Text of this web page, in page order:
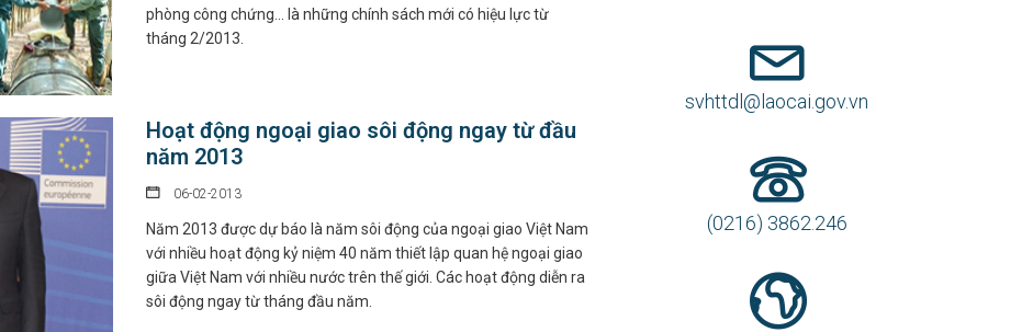
phòng công chứng... là những chính sách mới có hiệu lực từ
tháng 2/2013.
Hoạt động ngoại giao sôi động ngay từ đầu
năm 2013
06-02-2013
Năm 2013 được dự báo là năm sôi động của ngoại giao Việt Nam
với nhiều hoạt động kỷ niệm 40 năm thiết lập quan hệ ngoại giao
giữa Việt Nam với nhiều nước trên thế giới. Các hoạt động diễn ra
sôi động ngay từ tháng đầu năm.
svhttdl@laocai.gov.vn
(0216) 3862.246